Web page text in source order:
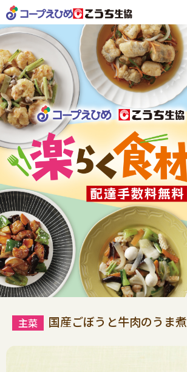
国産ごぼうと牛肉のうま煮